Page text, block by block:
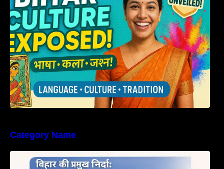
Category Name
बिहार की नदियों का विस्तृत अध्ययन | Geography of
Rivers in Bihar